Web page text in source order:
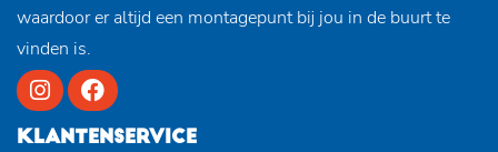
waardoor er altijd een montagepunt bij jou in de buurt te
vinden is.
KLANTENSERVICE